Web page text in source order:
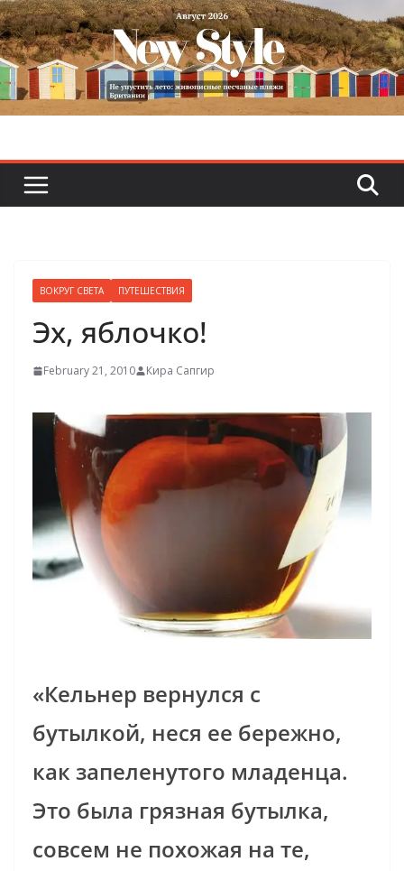
Skip
to
content
ВОКРУГ СВЕТА ПУТЕШЕСТВИЯ
Эх, яблочко!
February 21, 2010 Кира Сапгир
«Кельнер вернулся с
бутылкой, неся ее бережно,
как запеленутого младенца.
Это была грязная бутылка,
совсем не похожая на те,